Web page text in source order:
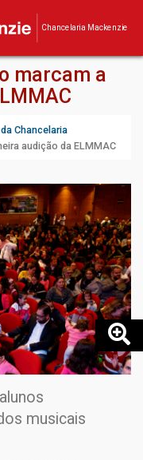
Chancelaria Mackenzie
marcam a
Chancelaria
audição da ELMMAC
musicais